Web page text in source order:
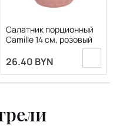
Салатник порционный
Camille 14 см, розовый
26.40 BYN